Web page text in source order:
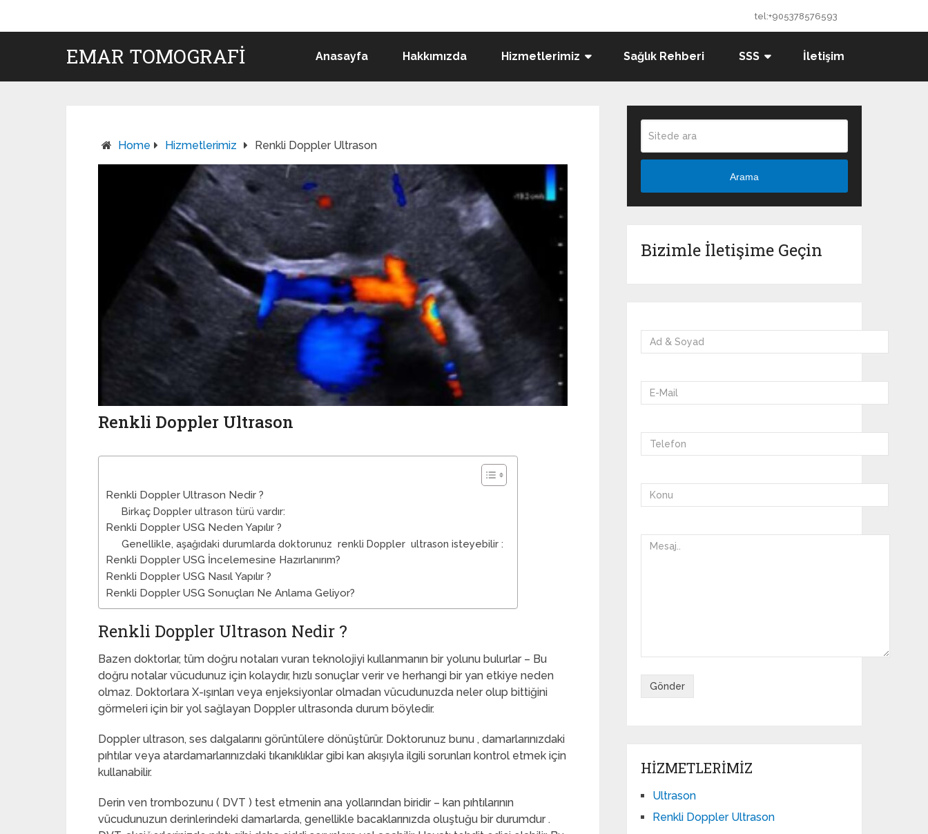
tel:+905378576593
EMAR TOMOGRAFI Anasayfa Hakkımızda Hizmetlerimiz Sağlık Rehberi SSS İletişim
Home Hizmetlerimiz Renkli Doppler Ultrason
Renkli Doppler Ultrason
Renkli Doppler Ultrason Nedir ?
Birkaç Doppler ultrason türü vardır:
Renkli Doppler USG Neden Yapılır ?
Genellikle, aşağıdaki durumlarda doktorunuz renkli Doppler ultrason isteyebilir :
Renkli Doppler USG İncelemesine Hazırlanırım?
Renkli Doppler USG Nasıl Yapılır ?
Renkli Doppler USG Sonuçları Ne Anlama Geliyor?
Renkli Doppler Ultrason Nedir ?
Bazen doktorlar, tüm doğru notaları vuran teknolojiyi kullanmanın bir yolunu bulurlar – Bu
doğru notalar vücudunuz için kolaydır, hızlı sonuçlar verir ve herhangi bir yan etkiye neden
olmaz. Doktorlara X-ışınları veya enjeksiyonlar olmadan vücudunuzda neler olup bittiğini
görmeleri için bir yol sağlayan Doppler ultrasonda durum böyledir.
Doppler ultrason, ses dalgalarını görüntülere dönüştürür. Doktorunuz bunu , damarlarınızdaki
pıhtılar veya atardamarlarınızdaki tıkanıklıklar gibi kan akışıyla ilgili sorunları kontrol etmek için
kullanabilir.
Derin ven trombozunu ( DVT ) test etmenin ana yollarından biridir – kan pıhtılarının
vücudunuzun derinlerindeki damarlarda, genellikle bacaklarınızda oluştuğu bir durumdur .
Arama
Bizimle İletişime Geçin
HIZMETLERIMIZ
Ultrason
Renkli Doppler Ultrason